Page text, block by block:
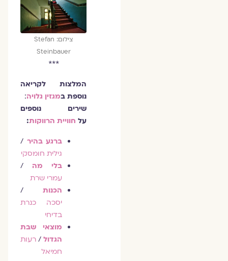
צילום: Stefan
Steinbauer
***
המלצות לקריאה
נוספת ב מגזין גלויה:
שירים נוספים
עלחוויית הרווקות:
ברגע בהיר/
גילית חומסקי
בלי מה/
עמרי שרת
הכנות/
יסכה כנרת
בדיחי
מוצאי שבת
הגדול/ רעות
חמיאל